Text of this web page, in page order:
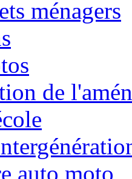
ménagers
de
auto moto